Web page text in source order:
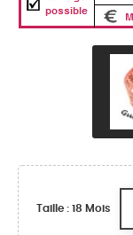
Taille : 18 Mois